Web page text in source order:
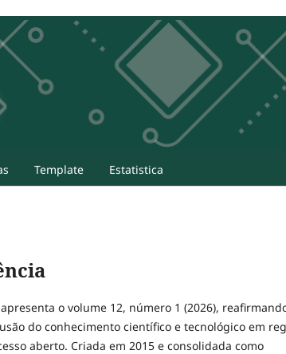
Template Estatistica
apresenta o volume 12, número 1 (2026),
do conhecimento científico e tecnológico em
aberto. Criada em 2015 e consolidada como